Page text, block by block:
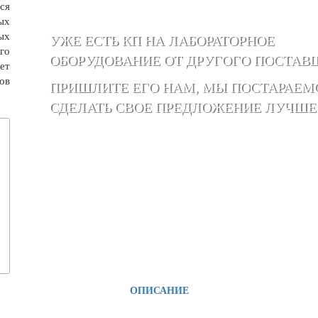
УЖЕ ЕСТЬ КП НА ЛАБОРАТОРНОЕ
ОБОРУДОВАНИЕ ОТ ДРУГОГО
ПРИШЛИТЕ ЕГО НАМ, МЫ
СДЕЛАТЬ СВОЕ ПРЕДЛОЖЕНИЕ
ОПИСАНИЕ